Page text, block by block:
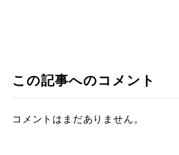
この記事へのコメント
コメントはまだありません。